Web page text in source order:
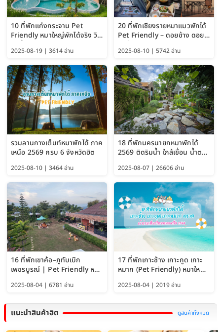
10 ที่พักแก่งกระจาน Pet
Friendly หมาใหญ่พักได้จริง วิว
2025-08-19 | 3614 อ่าน
20 ที่พักเชียงรายหมาแมวพักได้
Pet Friendly – ดอยช้าง ดอย
2025-08-10 | 5742 อ่าน
รวมลานกางเต็นท์หมาพักได้ ภาค
เหนือ 2569 ครบ 6 จังหวัดฮิต
2025-08-10 | 3464 อ่าน
18 ที่พักนครนายกหมาพักได้
2569 ติดริมน้ำ ใกล้เขื่อน น้ำตก
ได้
2025-08-07 | 26606 อ่าน
16 ที่พักเขาค้อ–ภูทับเบิก
เพชรบูรณ์ | Pet Friendly หมา
ใหญ่พักได้ อัพเดท 2569
2025-08-04 | 6781 อ่าน
17 ที่พักเกาะช้าง เกาะกูด เกาะ
หมาก (Pet Friendly) หมาใหญ่
พักได้ อัปเดต 2569
2025-08-04 | 2019 อ่าน
แนะนำสินค้าฮิต ดูสินค้าทั้งหมด